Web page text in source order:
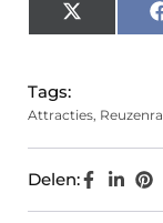
X
(Twitter)
Tags:
Attracties,
Delen: